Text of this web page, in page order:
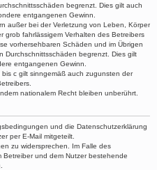
begrenzt. Dies gilt auch
entgangenen Gewinn.
außer bei der Verletzung von Leben, Körper
grob fahrlässigem Verhalten des Betreibers
vorhersehbaren Schäden und im Übrigen
Durchschnittsschäden begrenzt. Dies gilt
entgangenen Gewinn.
c gilt sinngemäß auch zugunsten der
nationalem Recht bleiben unberührt.
und die Datenschutzerklärung
per E-Mail mitgeteilt.
zu widersprechen. Im Falle des
Betreiber und dem Nutzer bestehende